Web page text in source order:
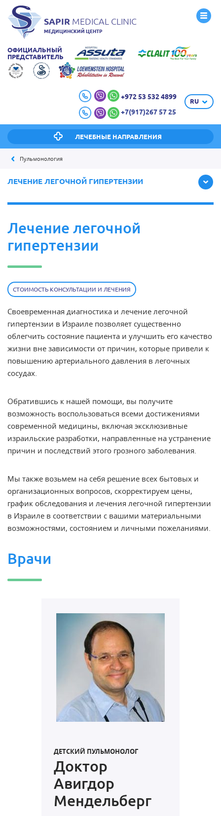
SAPIR MEDICAL CLINIC
МЕДИЦИНСКИЙ ЦЕНТР
ОФИЦИАЛЬНЫЙ
ПРЕДСТАВИТЕЛЬ
+972 53 532 4899
+7(917)267 57 25
RU
ЛЕЧЕБНЫЕ НАПРАВЛЕНИЯ
Пульмонология
ЛЕЧЕНИЕ ЛЕГОЧНОЙ ГИПЕРТЕНЗИИ
Лечение легочной
гипертензии
СТОИМОСТЬ КОНСУЛЬТАЦИИ И ЛЕЧЕНИЯ
Своевременная диагностика и лечение легочной
гипертензии в Израиле позволяет существенно
облегчить состояние пациента и улучшить его качество
жизни вне зависимости от причин, которые привели к
повышению артериального давления в легочных
сосудах.
Обратившись к нашей помощи, вы получите
возможность воспользоваться всеми достижениями
современной медицины, включая эксклюзивные
израильские разработки, направленные на устранение
причин и последствий этого грозного заболевания.
Мы также возьмем на себя решение всех бытовых и
организационных вопросов, скорректируем цены,
график обследования и лечения легочной гипертензии
в Израиле в соответствии с вашими материальными
возможностями, состоянием и личными пожеланиями.
Врачи
ДЕТСКИЙ ПУЛЬМОНОЛОГ
Доктор
Авигдор
Мендельберг